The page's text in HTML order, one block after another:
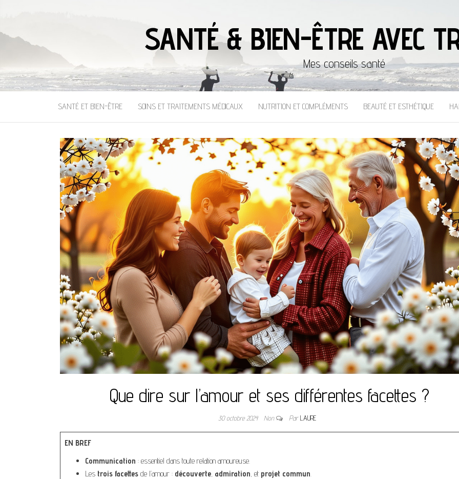
SANTÉ & BIEN-ÊTRE AVEC
Mes conseils santé
SANTÉ ET BIEN-ÊTRE SOINS ET TRAITEMENTS MÉDICAUX NUTRITION ET COMPLÉMENTS BEAUTÉ ET ESTHÉTIQUE
Que dire sur l’amour et ses différentes facettes ?
30 octobre 2024 Non ParLAURE
EN BREF
Communication : essentiel dans toute relation amoureuse.
Les trois facettes de l’amour : découverte admiration , et projet commun